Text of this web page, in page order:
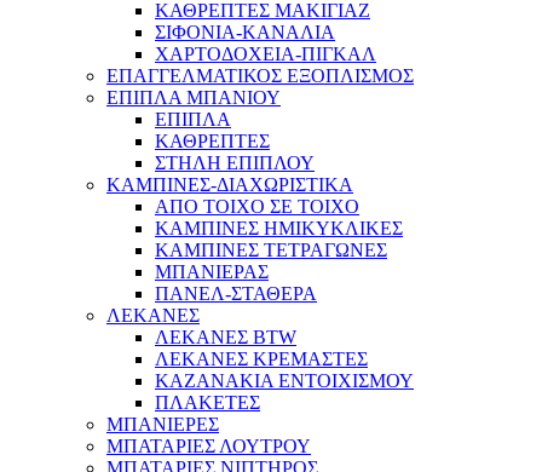
ΚΑΘΡΕΠΤΕΣ ΜΑΚΙΓΙΑΖ
ΣΙΦΟΝΙΑ-ΚΑΝΑΛΙΑ
ΧΑΡΤΟΔΟΧΕΙΑ-ΠΙΓΚΑΛ
ΕΠΑΓΓΕΛΜΑΤΙΚΟΣ ΕΞΟΠΛΙΣΜΟΣ
ΕΠΙΠΛΑ ΜΠΑΝΙΟΥ
ΕΠΙΠΛΑ
ΚΑΘΡΕΠΤΕΣ
ΣΤΗΛΗ ΕΠΙΠΛΟΥ
ΚΑΜΠΙΝΕΣ-ΔΙΑΧΩΡΙΣΤΙΚΑ
ΑΠΟ ΤΟΙΧΟ ΣΕ ΤΟΙΧΟ
ΚΑΜΠΙΝΕΣ ΗΜΙΚΥΚΛΙΚΕΣ
ΚΑΜΠΙΝΕΣ ΤΕΤΡΑΓΩΝΕΣ
ΜΠΑΝΙΕΡΑΣ
ΠΑΝΕΛ-ΣΤΑΘΕΡΑ
ΛΕΚΑΝΕΣ
ΛΕΚΑΝΕΣ BTW
ΛΕΚΑΝΕΣ ΚΡΕΜΑΣΤΕΣ
ΚΑΖΑΝΑΚΙΑ ΕΝΤΟΙΧΙΣΜΟΥ
ΠΛΑΚΕΤΕΣ
ΜΠΑΝΙΕΡΕΣ
ΜΠΑΤΑΡΙΕΣ ΛΟΥΤΡΟΥ
ΜΠΑΤΑΡΙΕΣ ΝΙΠΤΗΡΟΣ